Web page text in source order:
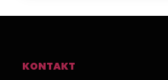
KONTAKT